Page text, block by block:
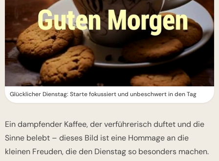
Glücklicher Dienstag: Starte fokussiert und unbeschwert in den Tag
Ein dampfender Kaffee, der verführerisch duftet und die
Sinne belebt – dieses Bild ist eine Hommage an die
kleinen Freuden, die den Dienstag so besonders machen.